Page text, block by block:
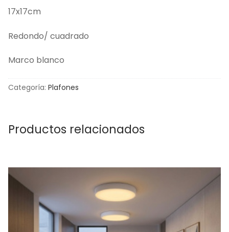
17x17cm
Redondo/ cuadrado
Marco blanco
Categoría: Plafones
Productos relacionados